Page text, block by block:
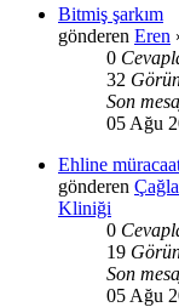
Bitmiş şarkım
gönderen Eren
0
32
Son
05 Ağu
Ehline
gönderen
Kliniği
0
19
Son
05 Ağu